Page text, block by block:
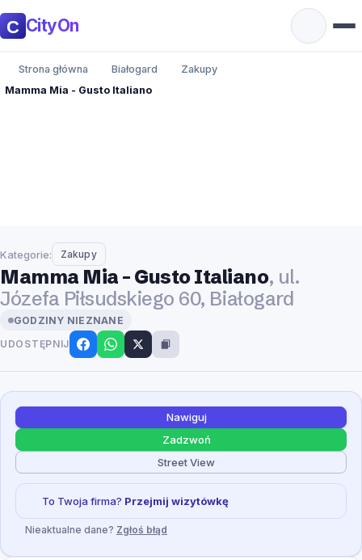
CityOn
Strona główna Białogard
Zakupy
Mamma Mia - Gusto Italiano
Kategorie: Zakupy
Mamma Mia - Gusto Italiano, ul.
Józefa Piłsudskiego 60, Białogard
GODZINY NIEZNANE
UDOSTĘPNIJ
Nawiguj
Zadzwoń
Street View
To Twoja firma? Przejmij wizytówkę
Nieaktualne dane? Zgłoś błąd